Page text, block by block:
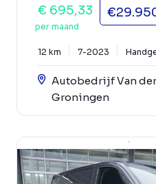
€ 695,33
per maand
12 km 7-2023
Autobedrijf Van der
Groningen